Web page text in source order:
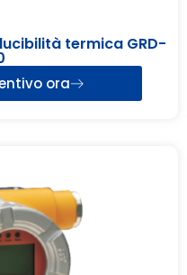
termica GRD-
ora